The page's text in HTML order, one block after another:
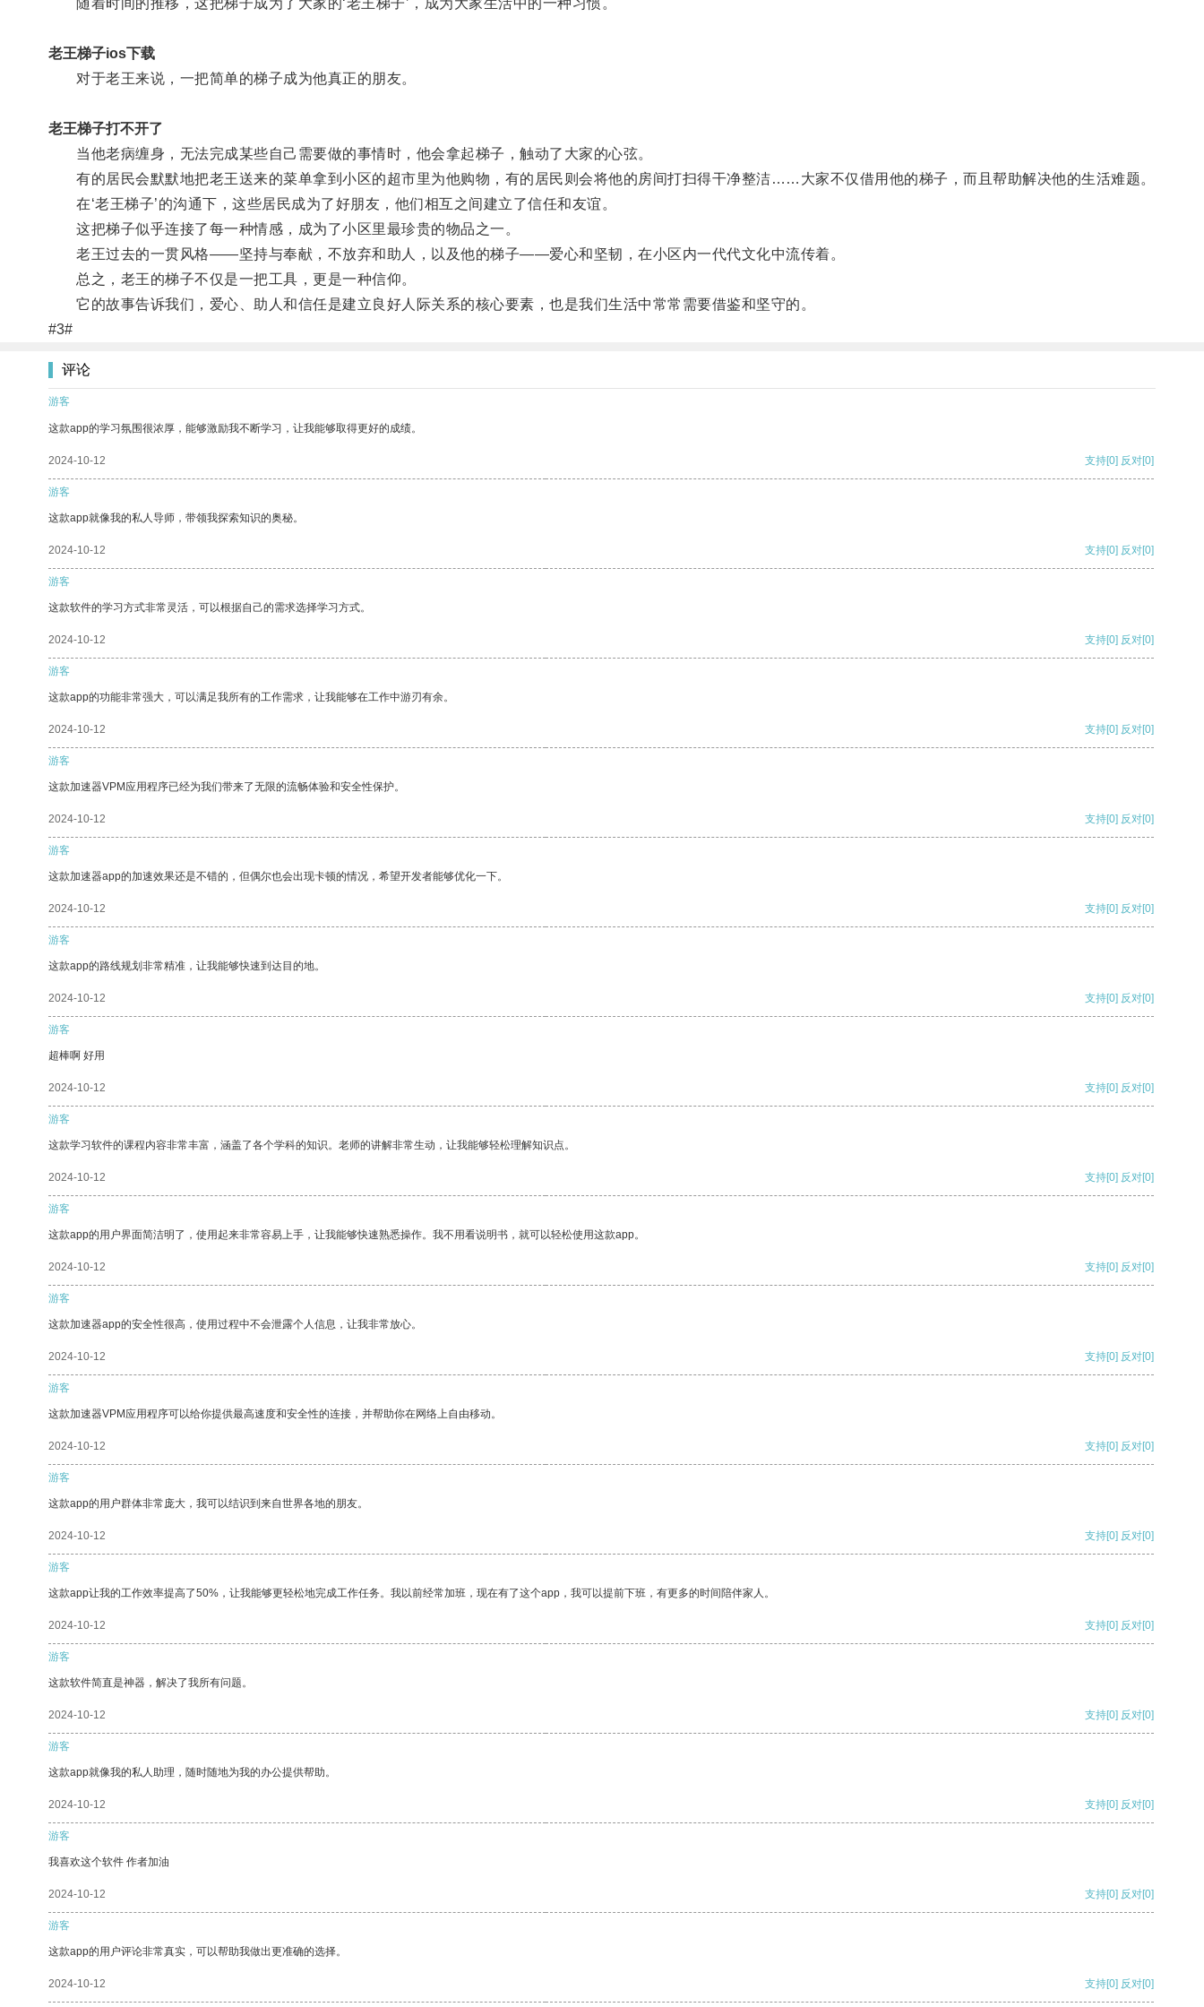
随着时间的推移，这把梯子成为了大家的‘老王梯子’，成为大家生活中的一种习惯。
老王梯子ios下载
对于老王来说，一把简单的梯子成为他真正的朋友。
老王梯子打不开了
当他老病缠身，无法完成某些自己需要做的事情时，他会拿起梯子，触动了大家的心弦。
有的居民会默默地把老王送来的菜单拿到小区的超市里为他购物，有的居民则会将他的房间打扫得干净整洁……大家不仅借用他的梯子，而且帮助解决他的生活难题。
在‘老王梯子’的沟通下，这些居民成为了好朋友，他们相互之间建立了信任和友谊。
这把梯子似乎连接了每一种情感，成为了小区里最珍贵的物品之一。
老王过去的一贯风格——坚持与奉献，不放弃和助人，以及他的梯子——爱心和坚韧，在小区内一代代文化中流传着。
总之，老王的梯子不仅是一把工具，更是一种信仰。
它的故事告诉我们，爱心、助人和信任是建立良好人际关系的核心要素，也是我们生活中常常需要借鉴和坚守的。
#3#
评论
游客
这款app的学习氛围很浓厚，能够激励我不断学习，让我能够取得更好的成绩。
2024-10-12 支持[0] 反对[0]
游客
这款app就像我的私人导师，带领我探索知识的奥秘。
2024-10-12 支持[0] 反对[0]
游客
这款软件的学习方式非常灵活，可以根据自己的需求选择学习方式。
2024-10-12 支持[0] 反对[0]
游客
这款app的功能非常强大，可以满足我所有的工作需求，让我能够在工作中游刃有余。
2024-10-12 支持[0] 反对[0]
游客
这款加速器VPM应用程序已经为我们带来了无限的流畅体验和安全性保护。
2024-10-12 支持[0] 反对[0]
游客
这款加速器app的加速效果还是不错的，但偶尔也会出现卡顿的情况，希望开发者能够优化一下。
2024-10-12 支持[0] 反对[0]
游客
这款app的路线规划非常精准，让我能够快速到达目的地。
2024-10-12 支持[0] 反对[0]
游客
超棒啊 好用
2024-10-12 支持[0] 反对[0]
游客
这款学习软件的课程内容非常丰富，涵盖了各个学科的知识。老师的讲解非常生动，让我能够轻松理解知识点。
2024-10-12 支持[0] 反对[0]
游客
这款app的用户界面简洁明了，使用起来非常容易上手，让我能够快速熟悉操作。我不用看说明书，就可以轻松使用这款app。
2024-10-12 支持[0] 反对[0]
游客
这款加速器app的安全性很高，使用过程中不会泄露个人信息，让我非常放心。
2024-10-12 支持[0] 反对[0]
游客
这款加速器VPM应用程序可以给你提供最高速度和安全性的连接，并帮助你在网络上自由移动。
2024-10-12 支持[0] 反对[0]
游客
这款app的用户群体非常庞大，我可以结识到来自世界各地的朋友。
2024-10-12 支持[0] 反对[0]
游客
这款app让我的工作效率提高了50%，让我能够更轻松地完成工作任务。我以前经常加班，现在有了这个app，我可以提前下班，有更多的时间陪伴家人。
2024-10-12 支持[0] 反对[0]
游客
这款软件简直是神器，解决了我所有问题。
2024-10-12 支持[0] 反对[0]
游客
这款app就像我的私人助理，随时随地为我的办公提供帮助。
2024-10-12 支持[0] 反对[0]
游客
我喜欢这个软件 作者加油
2024-10-12 支持[0] 反对[0]
游客
这款app的用户评论非常真实，可以帮助我做出更准确的选择。
2024-10-12 支持[0] 反对[0]